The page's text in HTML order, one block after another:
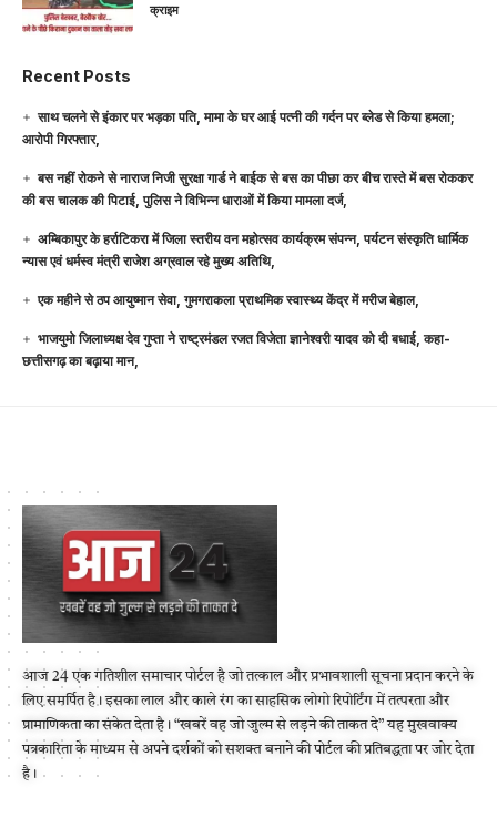
क्राइम
Recent Posts
साथ चलने से इंकार पर भड़का पति, मामा के घर आई पत्नी की गर्दन पर ब्लेड से किया हमला;
आरोपी गिरफ्तार,
बस नहीं रोकने से नाराज निजी सुरक्षा गार्ड ने बाईक से बस का पीछा कर बीच रास्ते में बस रोककर
की बस चालक की पिटाई, पुलिस ने विभिन्न धाराओं में किया मामला दर्ज,
अम्बिकापुर के हर्राटिकरा में जिला स्तरीय वन महोत्सव कार्यक्रम संपन्न, पर्यटन संस्कृति धार्मिक
न्यास एवं धर्मस्व मंत्री राजेश अग्रवाल रहे मुख्य अतिथि,
एक महीने से ठप आयुष्मान सेवा, गुमगराकला प्राथमिक स्वास्थ्य केंद्र में मरीज बेहाल,
भाजयुमो जिलाध्यक्ष देव गुप्ता ने राष्ट्रमंडल रजत विजेता ज्ञानेश्वरी यादव को दी बधाई, कहा-
छत्तीसगढ़ का बढ़ाया मान,
आज 24 एक गतिशील समाचार पोर्टल है जो तत्काल और प्रभावशाली सूचना प्रदान करने के
लिए समर्पित है। इसका लाल और काले रंग का साहसिक लोगो रिपोर्टिंग में तत्परता और
प्रामाणिकता का संकेत देता है। “खबरें वह जो जुल्म से लड़ने की ताकत दे” यह मुखवाक्य
पत्रकारिता के माध्यम से अपने दर्शकों को सशक्त बनाने की पोर्टल की प्रतिबद्धता पर जोर देता
है।